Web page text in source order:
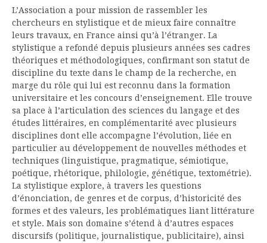
L’Association a pour mission de rassembler les
chercheurs en stylistique et de mieux faire connaître
leurs travaux, en France ainsi qu’à l’étranger. La
stylistique a refondé depuis plusieurs années ses cadres
théoriques et méthodologiques, confirmant son statut de
discipline du texte dans le champ de la recherche, en
marge du rôle qui lui est reconnu dans la formation
universitaire et les concours d’enseignement. Elle trouve
sa place à l’articulation des sciences du langage et des
études littéraires, en complémentarité avec plusieurs
disciplines dont elle accompagne l’évolution, liée en
particulier au développement de nouvelles méthodes et
techniques (linguistique, pragmatique, sémiotique,
poétique, rhétorique, philologie, génétique, textométrie).
La stylistique explore, à travers les questions
d’énonciation, de genres et de corpus, d’historicité des
formes et des valeurs, les problématiques liant littérature
et style. Mais son domaine s’étend à d’autres espaces
discursifs (politique, journalistique, publicitaire), ainsi